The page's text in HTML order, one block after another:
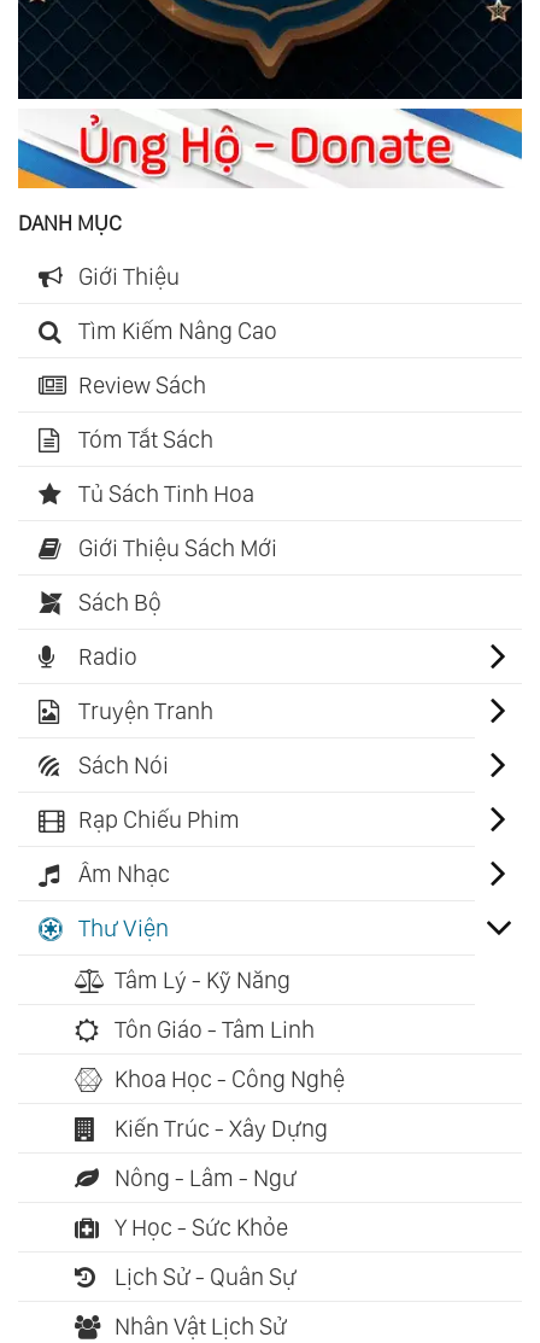
DANH MỤC
Giới Thiệu
Tìm Kiếm Nâng Cao
Review Sách
Tóm Tắt Sách
Tủ Sách Tinh Hoa
Giới Thiệu Sách Mới
Sách Bộ
Radio
Truyện Tranh
Sách Nói
Rạp Chiếu Phim
Âm Nhạc
Thư Viện
Tâm Lý - Kỹ Năng
Tôn Giáo - Tâm Linh
Khoa Học - Công Nghệ
Kiến Trúc - Xây Dựng
Nông - Lâm - Ngư
Y Học - Sức Khỏe
Lịch Sử - Quân Sự
Nhân Vật Lịch Sử